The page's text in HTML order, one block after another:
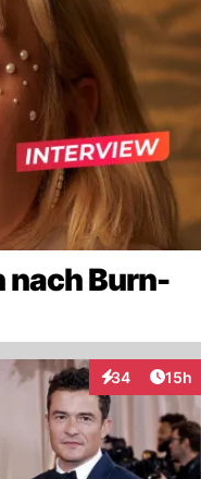
nach Burn-
34
Interaktionen
15h